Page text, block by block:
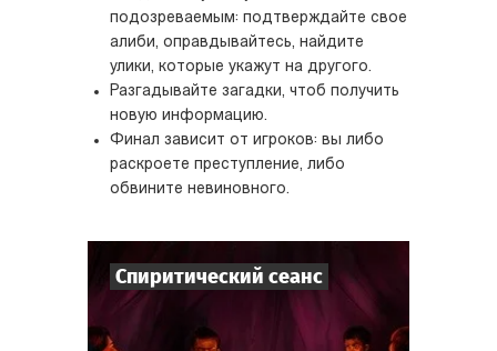
подозреваемым: подтверждайте свое
алиби, оправдывайтесь, найдите
улики, которые укажут на другого.
Разгадывайте загадки, чтоб получить
новую информацию.
Финал зависит от игроков: вы либо
раскроете преступление, либо
обвините невиновного.
Спиритический сеанс